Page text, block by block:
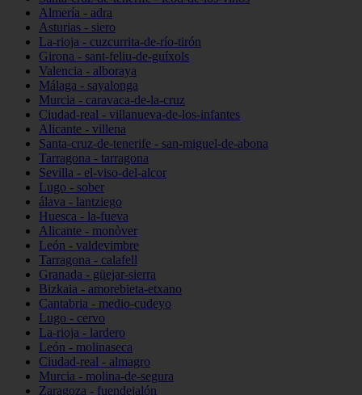
Almería - adra
Asturias - siero
La-rioja - cuzcurrita-de-río-tirón
Girona - sant-feliu-de-guíxols
Valencia - alboraya
Málaga - sayalonga
Murcia - caravaca-de-la-cruz
Ciudad-real - villanueva-de-los-infantes
Alicante - villena
Santa-cruz-de-tenerife - san-miguel-de-abona
Tarragona - tarragona
Sevilla - el-viso-del-alcor
Lugo - sober
álava - lantziego
Huesca - la-fueva
Alicante - monòver
León - valdevimbre
Tarragona - calafell
Granada - güejar-sierra
Bizkaia - amorebieta-etxano
Cantabria - medio-cudeyo
Lugo - cervo
La-rioja - lardero
León - molinaseca
Ciudad-real - almagro
Murcia - molina-de-segura
Zaragoza - fuendejalón